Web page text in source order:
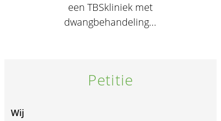
een TBSkliniek met
dwangbehandeling...
Petitie
Wij